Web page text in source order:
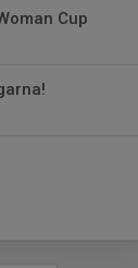
Cup